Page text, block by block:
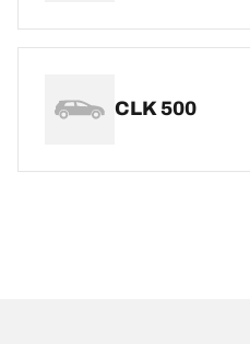
CLK 500